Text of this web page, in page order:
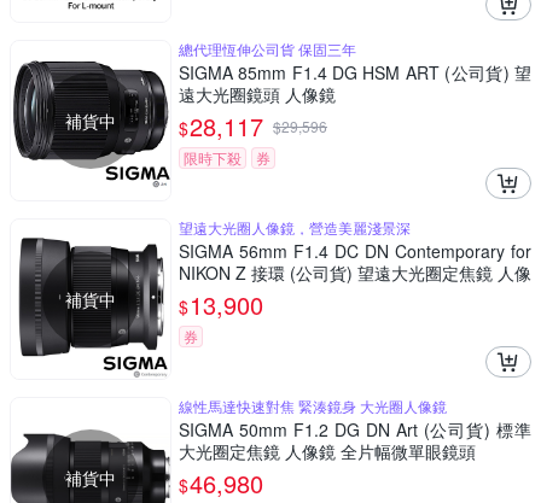
補貨中
總代理恆伸公司貨 保固三年
SIGMA 85mm F1.4 DG HSM ART (公司貨) 望
遠大光圈鏡頭 人像鏡
$28,117 $29,596
限時下殺
券
補貨中
望遠大光圈人像鏡，營造美麗淺景深
SIGMA 56mm F1.4 DC DN Contemporary for
NIKON Z 接環 (公司貨) 望遠大光圈定焦鏡 人像
鏡 APS-C 無反微單眼專用鏡頭
$13,900
券
補貨中
線性馬達快速對焦 緊湊鏡身 大光圈人像鏡
SIGMA 50mm F1.2 DG DN Art (公司貨) 標準
大光圈定焦鏡 人像鏡 全片幅微單眼鏡頭
$46,980